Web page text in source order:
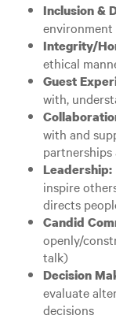
Inclusion &
environment
Integrity/
ethical
Guest
with,
with and
partnerships
Leadership:
inspire
directs
Candid
openly/
talk)
Decision
evaluate
decisions